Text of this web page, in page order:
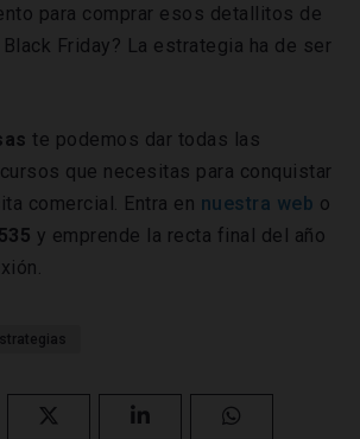
para comprar esos detallitos de
Friday? La estrategia ha de ser
te podemos dar todas las
que necesitas para conquistar
comercial. Entra en nuestra web o
y emprende la recta final del año